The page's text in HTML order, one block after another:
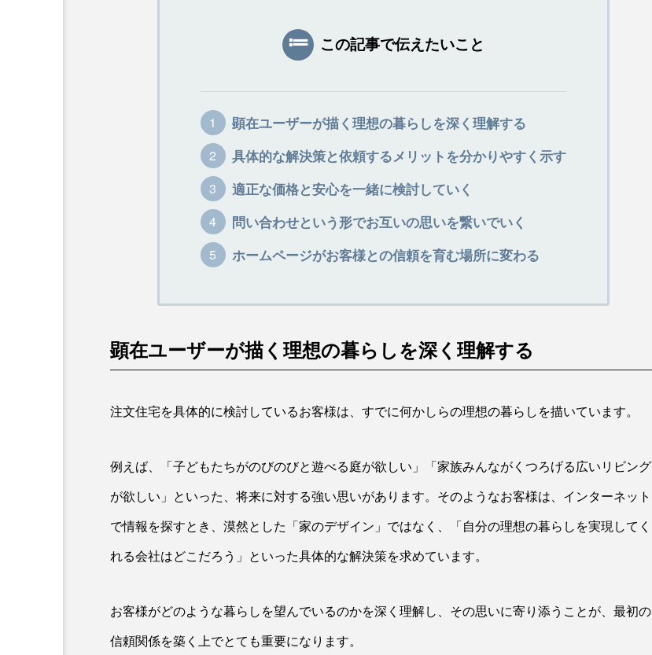
この記事で伝えたいこと
顕在ユーザーが描く理想の暮らしを深く理解する
具体的な解決策と依頼するメリットを分かりやすく示す
適正な価格と安心を一緒に検討していく
問い合わせという形でお互いの思いを繋いでいく
ホームページがお客様との信頼を育む場所に変わる
顕在ユーザーが描く理想の暮らしを深く理解する
注文住宅を具体的に検討しているお客様は、すでに何かしらの理想の暮らしを描いています。
例えば、「子どもたちがのびのびと遊べる庭が欲しい」「家族みんながくつろげる広いリビング
が欲しい」といった、将来に対する強い思いがあります。そのようなお客様は、インターネット
で情報を探すとき、漠然とした「家のデザイン」ではなく、「自分の理想の暮らしを実現してく
れる会社はどこだろう」といった具体的な解決策を求めています。
お客様がどのような暮らしを望んでいるのかを深く理解し、その思いに寄り添うことが、最初の
信頼関係を築く上でとても重要になります。